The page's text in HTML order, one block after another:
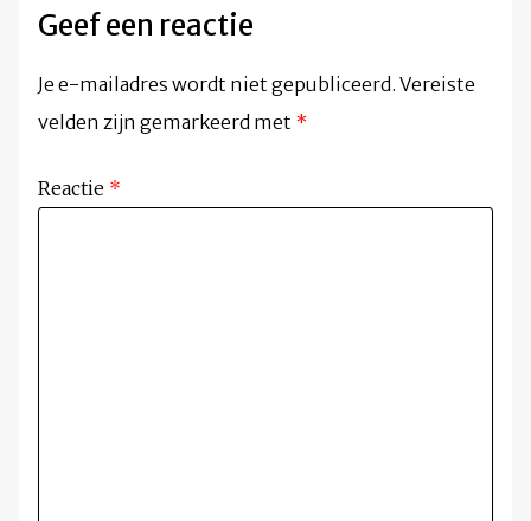
Geef een reactie
Je e-mailadres wordt niet gepubliceerd. Vereiste
velden zijn gemarkeerd met *
Reactie *